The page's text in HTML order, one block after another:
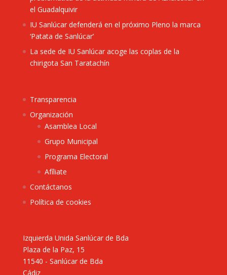
el Guadalquivir
IU Sanlúcar defenderá en el próximo Pleno la marca
‘Patata de Sanlúcar’
La sede de IU Sanlúcar acoge las coplas de la
chirigota San Taratachín
Transparencia
Organización
Asamblea Local
Grupo Municipal
Programa Electoral
Afíliate
Contáctanos
Política de cookies
Izquierda Unida Sanlúcar de Bda
Plaza de la Paz, 15
11540 - Sanlúcar de Bda
Cádiz